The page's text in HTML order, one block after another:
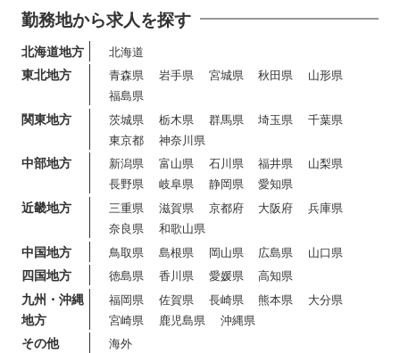
勤務地から求人を探す
北海道地方 北海道
東北地方 青森県 岩手県 宮城県 秋田県
山形県
福島県
関東地方 茨城県 栃木県 群馬県 埼玉県
千葉県
東京都
神奈川県
中部地方 新潟県 富山県 石川県 福井県
山梨県
長野県
岐阜県 静岡県 愛知県
近畿地方 三重県 滋賀県 京都府 大阪府
兵庫県
奈良県
和歌山県
中国地方 鳥取県 島根県 岡山県 広島県 山口県
四国地方 徳島県 香川県 愛媛県 高知県
九州・沖縄
地方
福岡県 佐賀県 長崎県 熊本県
大分県
宮崎県
鹿児島県 沖縄県
その他 海外